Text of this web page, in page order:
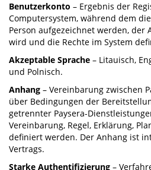
Benutzerkonto – Ergebnis der
Computersystem, während dem
Person aufgezeichnet werden, der
wird und die Rechte im System
Akzeptable Sprache – Litauisch,
und Polnisch.
Anhang – Vereinbarung zwischen
über Bedingungen der
getrennter Paysera-
Vereinbarung, Regel, Erklärung,
definiert werden. Der Anhang ist
Vertrags.
Starke Authentifizierung –